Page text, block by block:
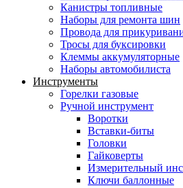
Канистры топливные
Наборы для ремонта шин
Провода для
Тросы для буксировки
Клеммы аккумуляторные
Наборы автомобилиста
Инструменты
Горелки газовые
Ручной инструмент
Воротки
Вставки-биты
Головки
Гайковерты
Измерительный
Ключи баллонные